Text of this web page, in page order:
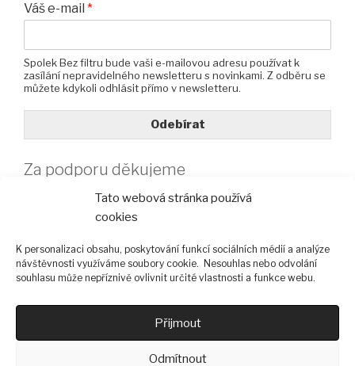
Tato webová stránka používá
cookies
K personalizaci obsahu, poskytování funkcí sociálních médií a analýze
návštěvnosti využíváme soubory cookie. Nesouhlas nebo odvolání
souhlasu může nepříznivě ovlivnit určité vlastnosti a funkce webu.
Přijmout
Odmítnout
Váš e-mail *
Spolek Bez filtru bude vaši e-mailovou adresu používat k
zasílání nepravidelného newsletteru s novinkami. Z odběru se
můžete kdykoli odhlásit přímo v newsletteru.
Odebírat
Za podporu děkujeme